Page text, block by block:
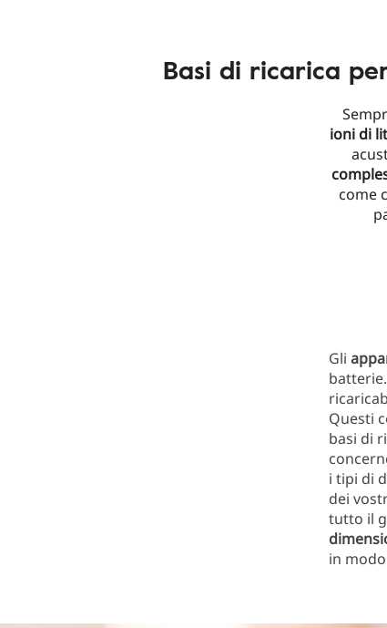
Basi di ricarica
ioni di
come
Gli
Questi
basi di
i tipi di
dei
tutto il
in